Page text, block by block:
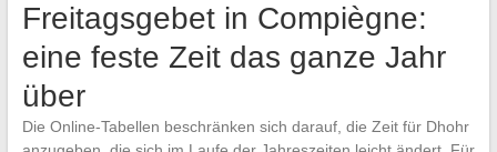
Freitagsgebet in Compiègne:
eine feste Zeit das ganze Jahr
über
Die Online-Tabellen beschränken sich darauf, die Zeit für Dhohr